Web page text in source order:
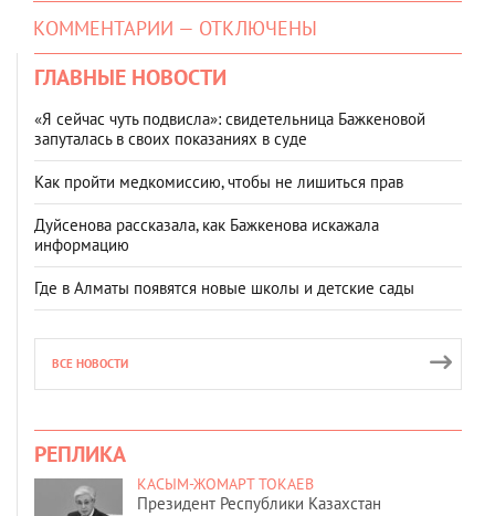
КОММЕНТАРИИ — ОТКЛЮЧЕНЫ
ГЛАВНЫЕ НОВОСТИ
«Я сейчас чуть подвисла»: свидетельница Бажкеновой
запуталась в своих показаниях в суде
Как пройти медкомиссию, чтобы не лишиться прав
Дуйсенова рассказала, как Бажкенова искажала
информацию
Где в Алматы появятся новые школы и детские сады
ВСЕ НОВОСТИ
РЕПЛИКА
КАСЫМ-ЖОМАРТ ТОКАЕВ
Президент Республики Казахстан